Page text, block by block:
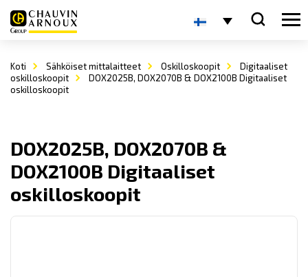
Koti Sähköiset mittalaitteet Oskilloskoopit
Digitaaliset
oskilloskoopit
DOX2025B, DOX2070B & DOX2100B Digitaaliset
oskilloskoopit
DOX2025B, DOX2070B &
DOX2100B Digitaaliset
oskilloskoopit